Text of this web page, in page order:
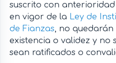
suscrito con
en vigor de la Ley de
de Fianzas, no quedarán
existencia o validez y no
sean ratificados o